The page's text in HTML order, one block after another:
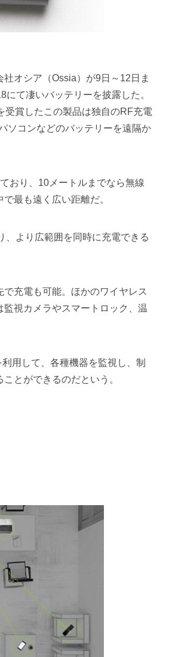
オシア（Ossia）が9日～12日ま
て凄いバッテリーを披露した。
受賞したこの製品は独自のRF充電
ソコンなどのバッテリーを遠隔か
おり、10メートルまでなら無線
最も遠く広い距離だ。
、より広範囲を同時に充電できる
充電も可能。ほかのワイヤレス
視カメラやスマートロック、温
用して、各種機器を監視し、制
とができるのだという。